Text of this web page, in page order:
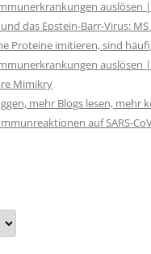
auslösen
das Epstein-Barr-Virus:
Proteine imitieren, sind
auslösen
Mimikry
mehr Blogs lesen, mehr
auf SARS-